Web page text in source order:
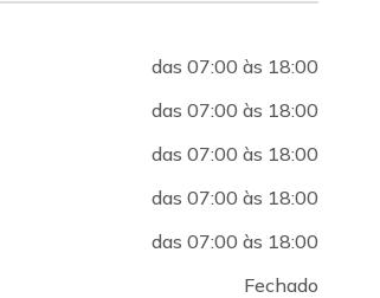
das 07:00 às 18:00
das 07:00 às 18:00
das 07:00 às 18:00
das 07:00 às 18:00
das 07:00 às 18:00
Fechado